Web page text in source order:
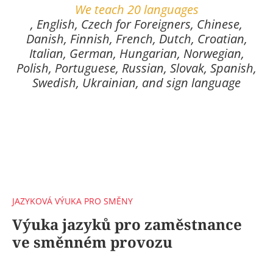
We teach 20 languages
, English, Czech for Foreigners, Chinese,
Danish, Finnish, French, Dutch, Croatian,
Italian, German, Hungarian, Norwegian,
Polish, Portuguese, Russian, Slovak, Spanish,
Swedish, Ukrainian, and sign language
JAZYKOVÁ VÝUKA PRO SMĚNY
Výuka jazyků pro zaměstnance
ve směnném provozu